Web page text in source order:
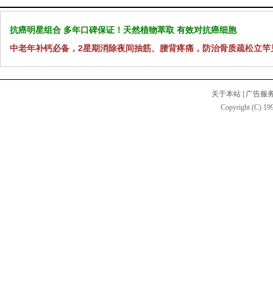
抗癌明星组合 多年口碑保证！天然植物萃取 有效对抗癌细胞
中老年补钙必备，2星期消除夜间抽筋、腰背疼痛，防治骨质疏松立竿
关于本站
广告服
Copyright (C)